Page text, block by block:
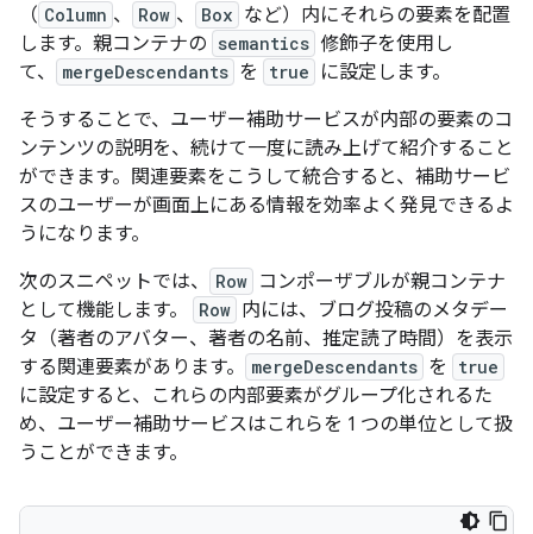
（ Column 、 Row 、 Box など）内にそれらの要素を配置
します。親コンテナの semantics 修飾子を使用し
て、
mergeDescendants を true
に設定します。
そうすることで、ユーザー補助サービスが内部の要素のコ
ンテンツの説明を、続けて一度に読み上げて紹介すること
ができます。関連要素をこうして統合すると、補助サービ
スのユーザーが画面上にある情報を効率よく発見できるよ
うになります。
次のスニペットでは、
Row コンポーザブルが親コンテナ
として機能します。
Row 内には、ブログ投稿のメタデー
タ（著者のアバター、著者の名前、推定読了時間）を表示
する関連要素があります。
mergeDescendants を true
に設定すると、これらの内部要素がグループ化されるた
め、ユーザー補助サービスはこれらを 1 つの単位として扱
うことができます。